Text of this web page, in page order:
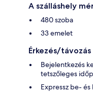
A szálláshely
480 szoba
33 emelet
Érkezés/távozás
Bejelentkezés
tetszőleges
Expressz be-